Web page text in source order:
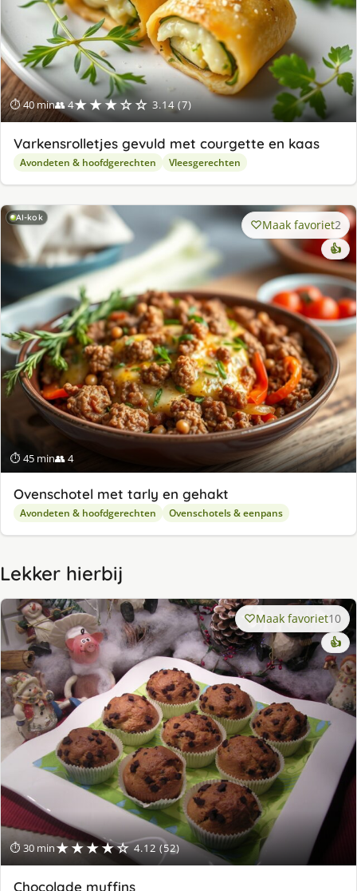
⏱ 40 min👥 4★★★☆☆ 3.14 (7)
Varkensrolletjes gevuld met courgette en kaas
Avondeten & hoofdgerechten Vleesgerechten
AI-kok
⏱ 45 min👥 4
Maak favoriet2
👍
Ovenschotel met tarly en gehakt
Avondeten & hoofdgerechten Ovenschotels & eenpans
Lekker hierbij
⏱ 30 min★★★★☆ 4.12 (52)
Maak favoriet10
👍
Chocolade muffins